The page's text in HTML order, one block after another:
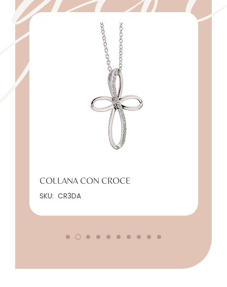
COLLANA CON CROCE
SKU: CR3DA